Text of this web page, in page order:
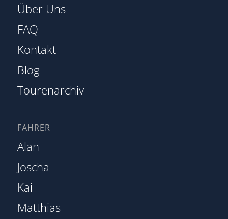
Über Uns
FAQ
Kontakt
Blog
Tourenarchiv
FAHRER
Alan
Joscha
Kai
Matthias